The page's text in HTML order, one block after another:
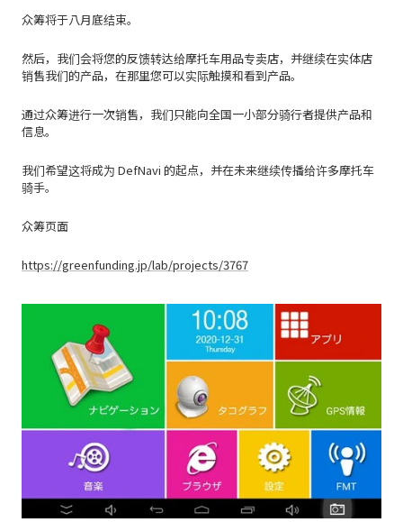
众筹将于八月底结束。
然后，我们会将您的反馈转达给摩托车用品专卖店，并继续在实体店
销售我们的产品，在那里您可以实际触摸和看到产品。
通过众筹进行一次销售，我们只能向全国一小部分骑行者提供产品和
信息。
我们希望这将成为 DefNavi 的起点，并在未来继续传播给许多摩托车
骑手。
众筹页面
https://greenfunding.jp/lab/projects/3767